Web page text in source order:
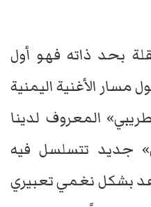
بحد ذاته فهو أول
مسار الأغنية اليمنية
المعروف لدينا
جديد تتسلسل فيه
بشكل نغمي تعبيري